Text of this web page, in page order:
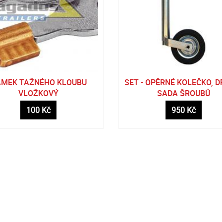
TAŽNÉHO KLOUBU
VLOŽKOVÝ
100 Kč
SET - OPĚRNÉ KOLEČKO,
SADA ŠROUBŮ
950 Kč